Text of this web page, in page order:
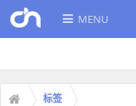
MENU
标签